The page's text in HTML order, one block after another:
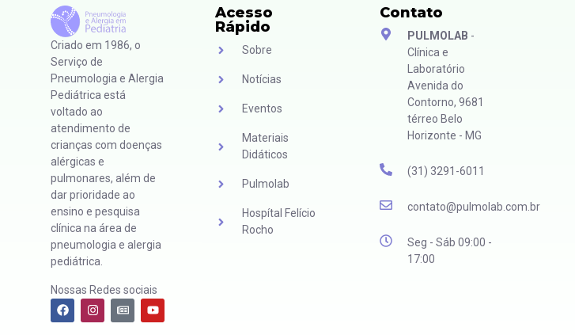
Criado em 1986, o
Serviço de
Pneumologia e Alergia
Pediátrica está
voltado ao
atendimento de
crianças com doenças
alérgicas e
pulmonares, além de
dar prioridade ao
ensino e pesquisa
clínica na área de
pneumologia e alergia
pediátrica.
Nossas Redes sociais
Acesso
Rápido
Sobre
Notícias
Eventos
Materiais
Didáticos
Pulmolab
Hospítal Felício
Rocho
Contato
PULMOLAB -
Clínica e
Laboratório
Avenida do
Contorno, 9681
térreo Belo
Horizonte - MG
(31) 3291-6011
contato@pulmolab.com.br
Seg - Sáb 09:00 -
17:00